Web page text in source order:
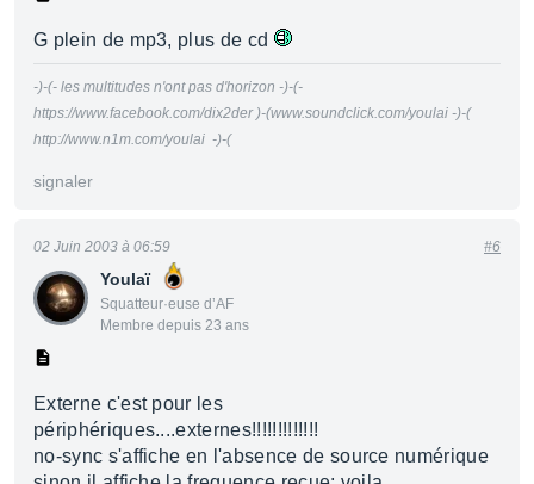
G plein de mp3, plus de cd
-)-(- les multitudes n'ont pas d'horizon -)-(-
https://www.facebook.com/dix2der )-(www.soundclick.com/youlai -)-(
http://www.n1m.com/youlai -)-(
signaler
Youlaï
Squatteur·euse d’AF
Membre depuis 23 ans
02 Juin 2003 à 06:59 #6
Externe c'est pour les
périphériques....externes!!!!!!!!!!!!!
no-sync s'affiche en l'absence de source numérique